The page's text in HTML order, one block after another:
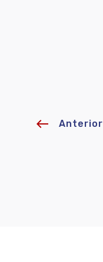
west Anterior